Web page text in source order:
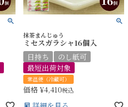
抹茶まんじゅう
ミセスガラシャ16個入
日持ち
のし紙可
最短出荷対象
常温便（冷蔵可）
価格¥4,410税込